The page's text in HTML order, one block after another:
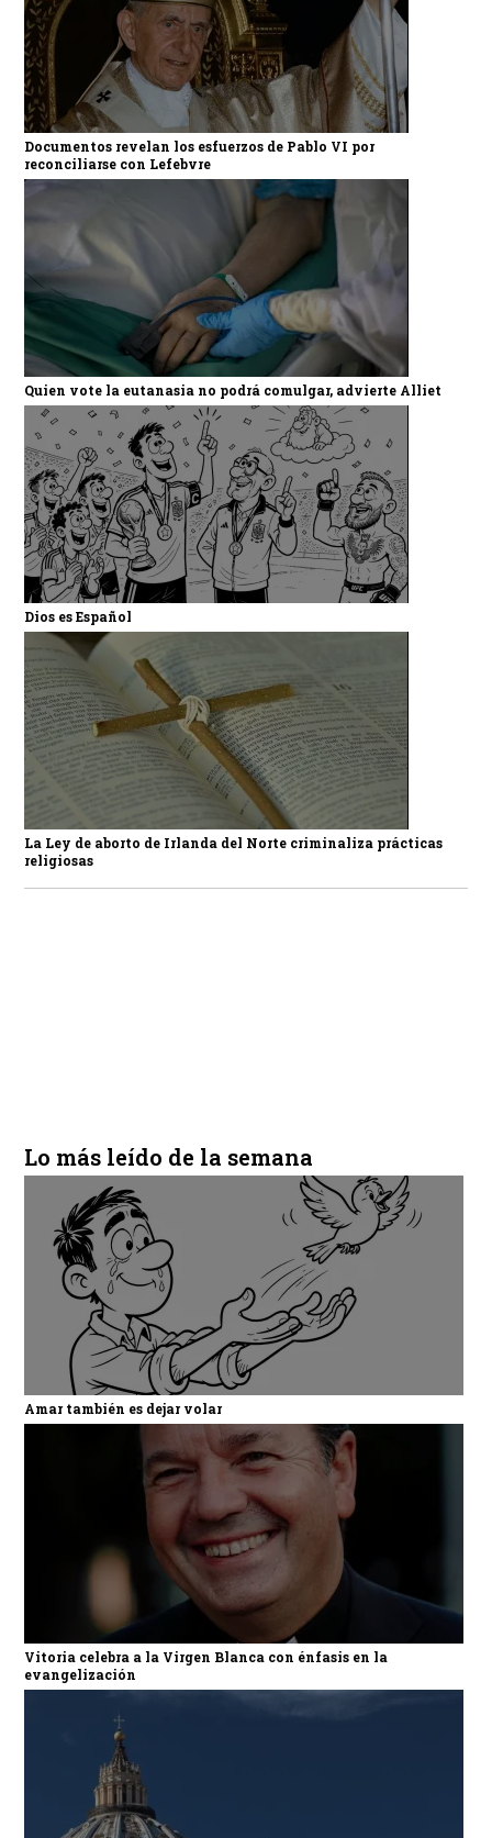
Documentos revelan los esfuerzos de Pablo VI por
reconciliarse con Lefebvre
Quien vote la eutanasia no podrá comulgar, advierte Alliet
Dios es Español
La Ley de aborto de Irlanda del Norte criminaliza prácticas
religiosas
Lo más leído de la semana
Amar también es dejar volar
Vitoria celebra a la Virgen Blanca con énfasis en la
evangelización